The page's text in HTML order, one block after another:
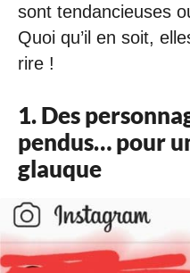
sont tendancieuses
Quoi qu’il en soit,
rire !
1. Des
pendus… pour
glauque